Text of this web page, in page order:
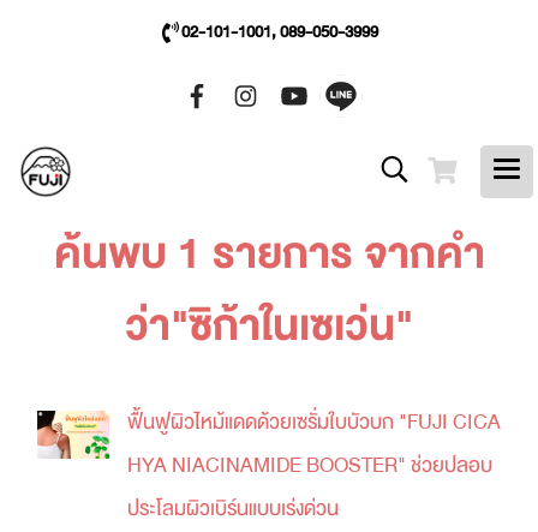
02-101-1001, 089-050-3999
ค้นพบ 1 รายการ จากคำ
ว่า"ซิก้าในเซเว่น"
ฟื้นฟูผิวไหม้แดดด้วยเซรั่มใบบัวบก "FUJI CICA
HYA NIACINAMIDE BOOSTER" ช่วยปลอบ
ประโลมผิวเบิร์นแบบเร่งด่วน